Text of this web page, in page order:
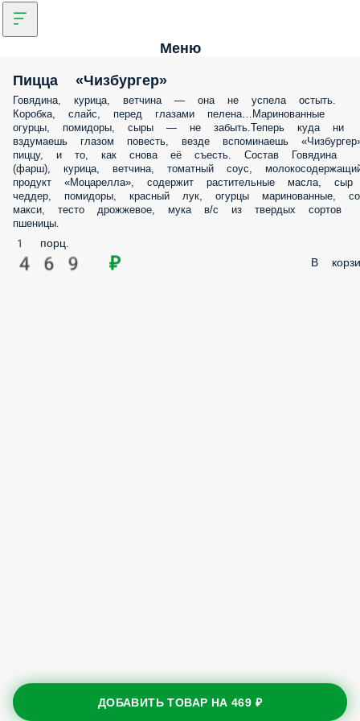
Меню
Пицца «Чизбургер»
Говядина, курица, ветчина — она не успела остыть.
Коробка, слайс, перед глазами пелена…Маринованные
огурцы, помидоры, сыры — не забыть.Теперь куда ни
вздумаешь глазом повесть, везде вспоминаешь
пиццу, и то, как снова её съесть. Состав Говядина
(фарш), курица, ветчина, томатный соус,
продукт «Моцарелла», содержит растительные масла, сыр
чеддер, помидоры, красный лук, огурцы маринованные,
макси, тесто дрожжевое, мука в/с из твердых сортов
пшеницы.
1 порц.
469 ₽ В
ДОБАВИТЬ ТОВАР НА469 ₽